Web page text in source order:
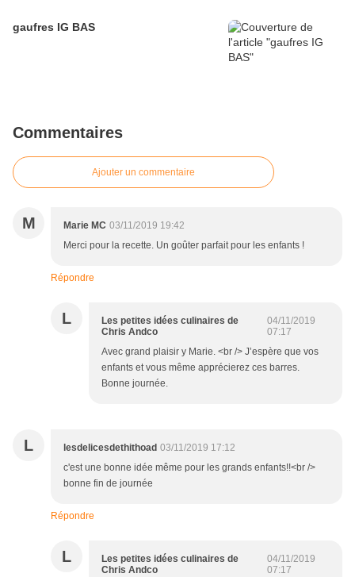
gaufres IG BAS
Commentaires
Ajouter un commentaire
M Marie MC 03/11/2019 19:42
Merci pour la recette. Un goûter parfait pour les enfants !
Répondre
L
Les petites idées culinaires de
Chris Andco
04/11/2019
07:17
Avec grand plaisir y Marie. <br /> J’espère que vos
enfants et vous même apprécierez ces barres.
Bonne journée.
L lesdelicesdethithoad 03/11/2019 17:12
c'est une bonne idée même pour les grands enfants!!<br />
bonne fin de journée
Répondre
L
Les petites idées culinaires de
Chris Andco
04/11/2019
07:17